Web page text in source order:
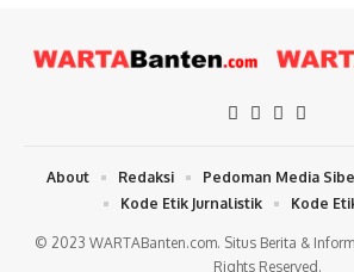
© 2023 WARTABanten.com. Situs Berita &
Rights Reserved.
About Redaksi Pedoman Media
Kode Etik Jurnalistik
Kode